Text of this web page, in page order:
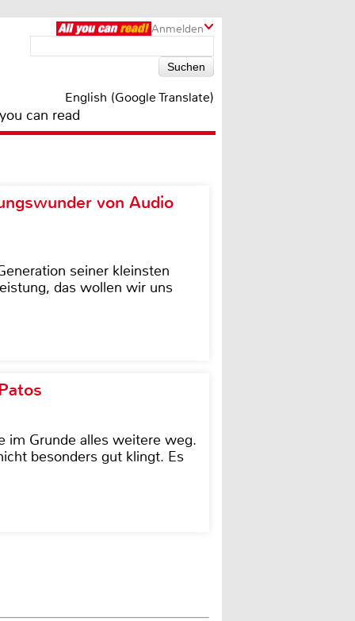
Anmelden
English (Google Translate)
can read
von Audio
seiner kleinsten
das wollen wir uns
im Grunde alles weitere weg.
besonders gut klingt. Es